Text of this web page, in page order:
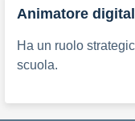
Animatore
Ha un ruolo
scuola.